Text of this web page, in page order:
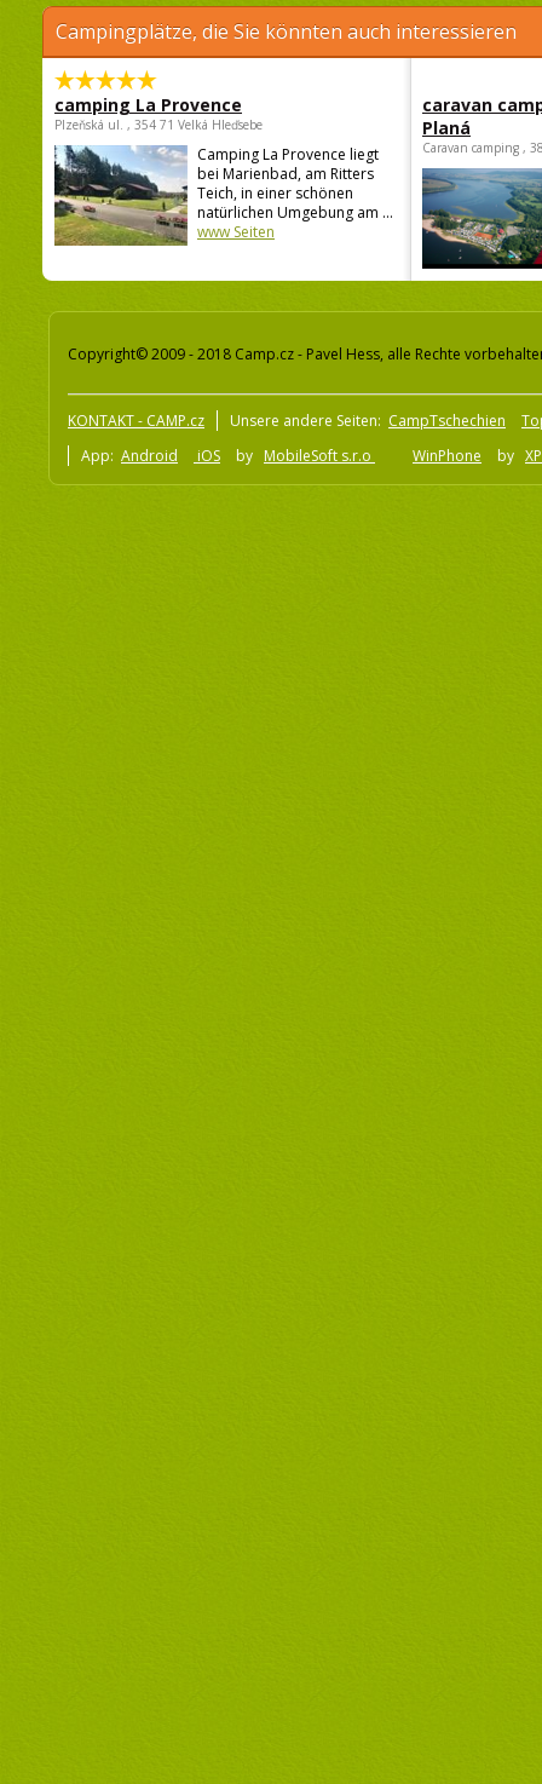
Campingplätze, die Sie könnten auch interessieren
camping La Provence
Plzeňská ul. , 354 71 Velká Hleďsebe
Camping La Provence liegt
bei Marienbad, am Ritters
Teich, in einer schönen
natürlichen Umgebung am ...
www Seiten
caravan
Planá
Caravan camping ,
Copyright© 2009 - 2018 Camp.cz - Pavel Hess, alle Rechte
KONTAKT - CAMP.cz Unsere andere Seiten: CampTschechien
App: Android iOS by MobileSoft s.r.o WinPhone by